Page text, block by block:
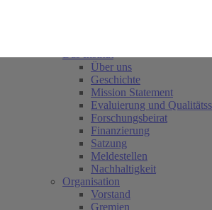
Über uns
Geschichte
Mission Statement
Evaluierung und
Forschungsbeirat
Finanzierung
Satzung
Meldestellen
Nachhaltigkeit
Organisation
Vorstand
Gremien